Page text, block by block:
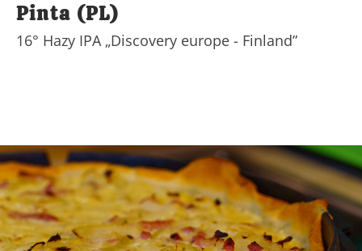
Pinta (PL)
16° Hazy IPA „Discovery europe - Finland”